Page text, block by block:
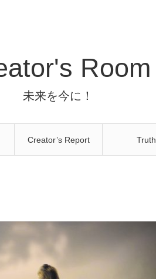
Room
未来を今に！
Creator’s Report Truth